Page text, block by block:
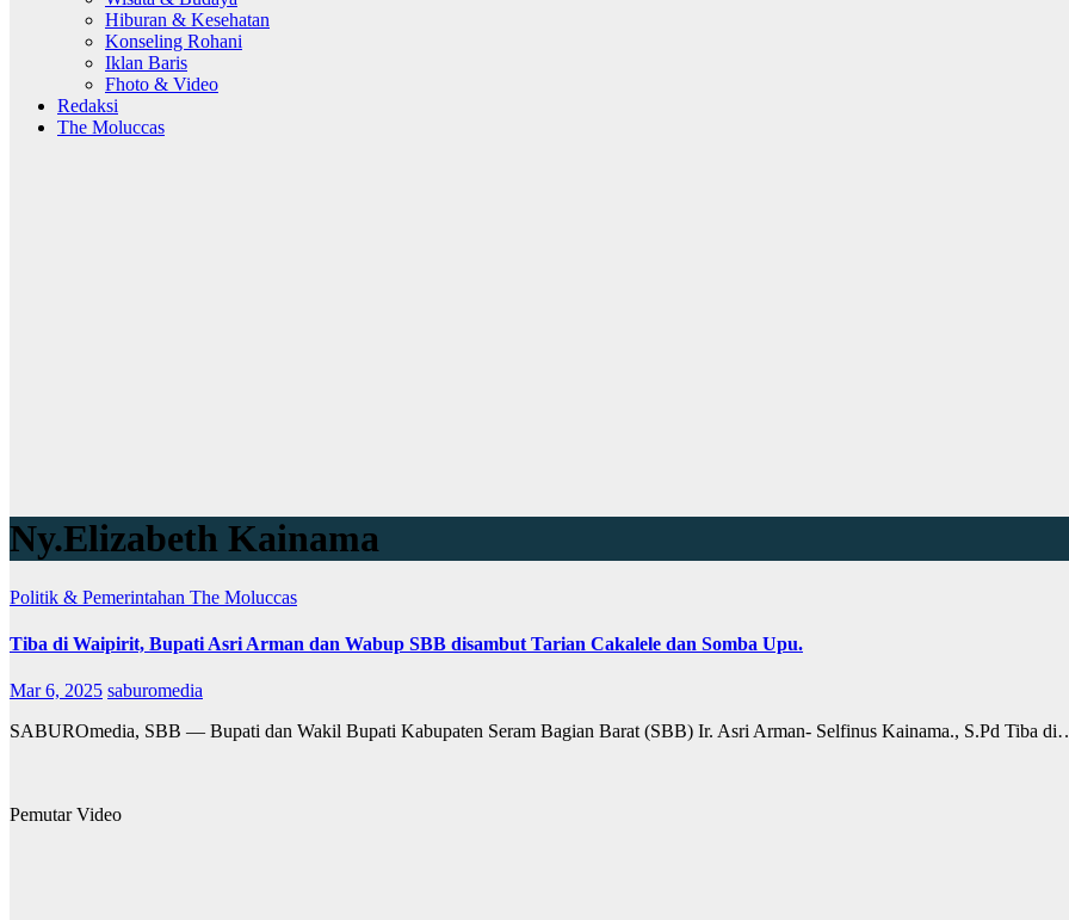
Hiburan & Kesehatan
Konseling Rohani
Iklan Baris
Fhoto & Video
Redaksi
The Moluccas
Ny.Elizabeth Kainama
Politik & Pemerintahan The Moluccas
Tiba di Waipirit, Bupati Asri Arman dan Wabup SBB disambut Tarian Cakalele dan Somba Upu.
Mar 6, 2025 saburomedia
SABUROmedia, SBB — Bupati dan Wakil Bupati Kabupaten Seram Bagian Barat (SBB) Ir. Asri Arman- Selfinus Kainama., S.Pd Tiba
Pemutar Video